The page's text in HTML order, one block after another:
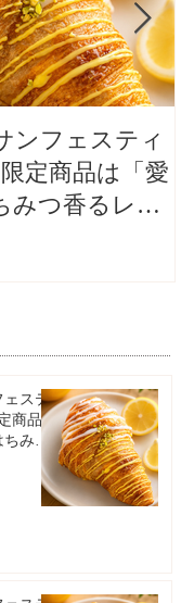
ンフェスティ
定商品は「愛
みつ香るレモ
ェステ
商品
ちみつ